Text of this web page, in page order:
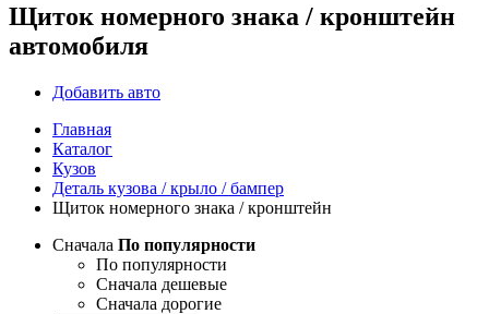
Щиток номерного знака / кронштейн
автомобиля
Добавить авто
Главная
Каталог
Кузов
Деталь кузова / крыло / бампер
Щиток номерного знака / кронштейн
Сначала По популярности
По популярности
Сначала дешевые
Сначала дорогие